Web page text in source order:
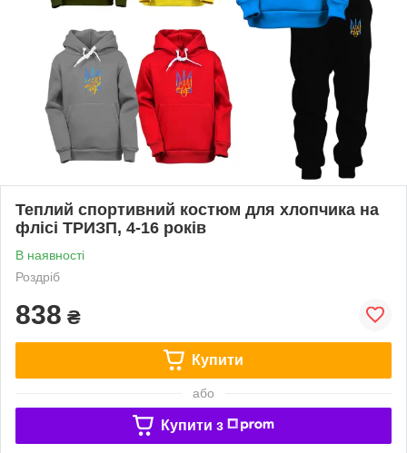
Теплий спортивний костюм для хлопчика на
флісі ТРИЗП, 4-16 років
В наявності
Роздріб
838 ₴
Купити
або
Купити з